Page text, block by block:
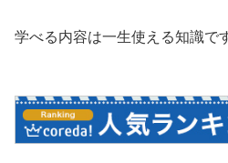
学べる内容は一生使える知識で